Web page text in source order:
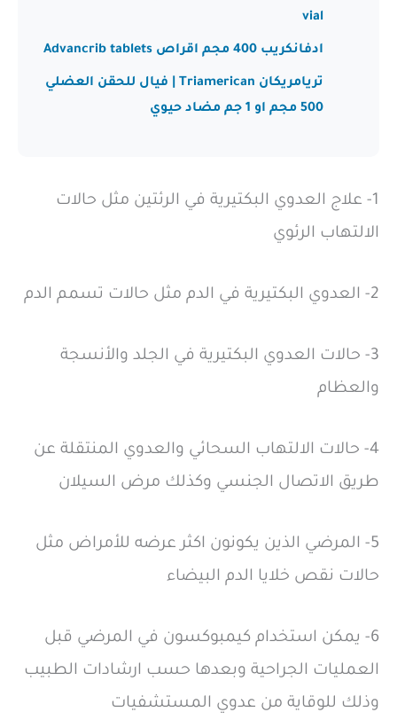
vial
ادفانكريب 400 مجم اقراص Advancrib tablets
تريامريكان Triamerican | فيال للحقن العضلي
500 مجم او 1 جم مضاد حيوي
1- علاج العدوي البكتيرية في الرئتين مثل حالات
الالتهاب الرئوي
2- العدوي البكتيرية في الدم مثل حالات تسمم الدم
3- حالات العدوي البكتيرية في الجلد والأنسجة
والعظام
4- حالات الالتهاب السحائي والعدوي المنتقلة عن
طريق الاتصال الجنسي وكذلك مرض السيلان
5- المرضي الذين يكونون اكثر عرضه للأمراض مثل
حالات نقص خلايا الدم البيضاء
6- يمكن استخدام كيمبوكسون في المرضي قبل
العمليات الجراحية وبعدها حسب ارشادات الطبيب
وذلك للوقاية من عدوي المستشفيات